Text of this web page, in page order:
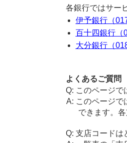
各銀行ではサー
伊予銀行（
百十四銀行（
大分銀行（
よくあるご質問
このページで
このページで
できます。
支店コードは